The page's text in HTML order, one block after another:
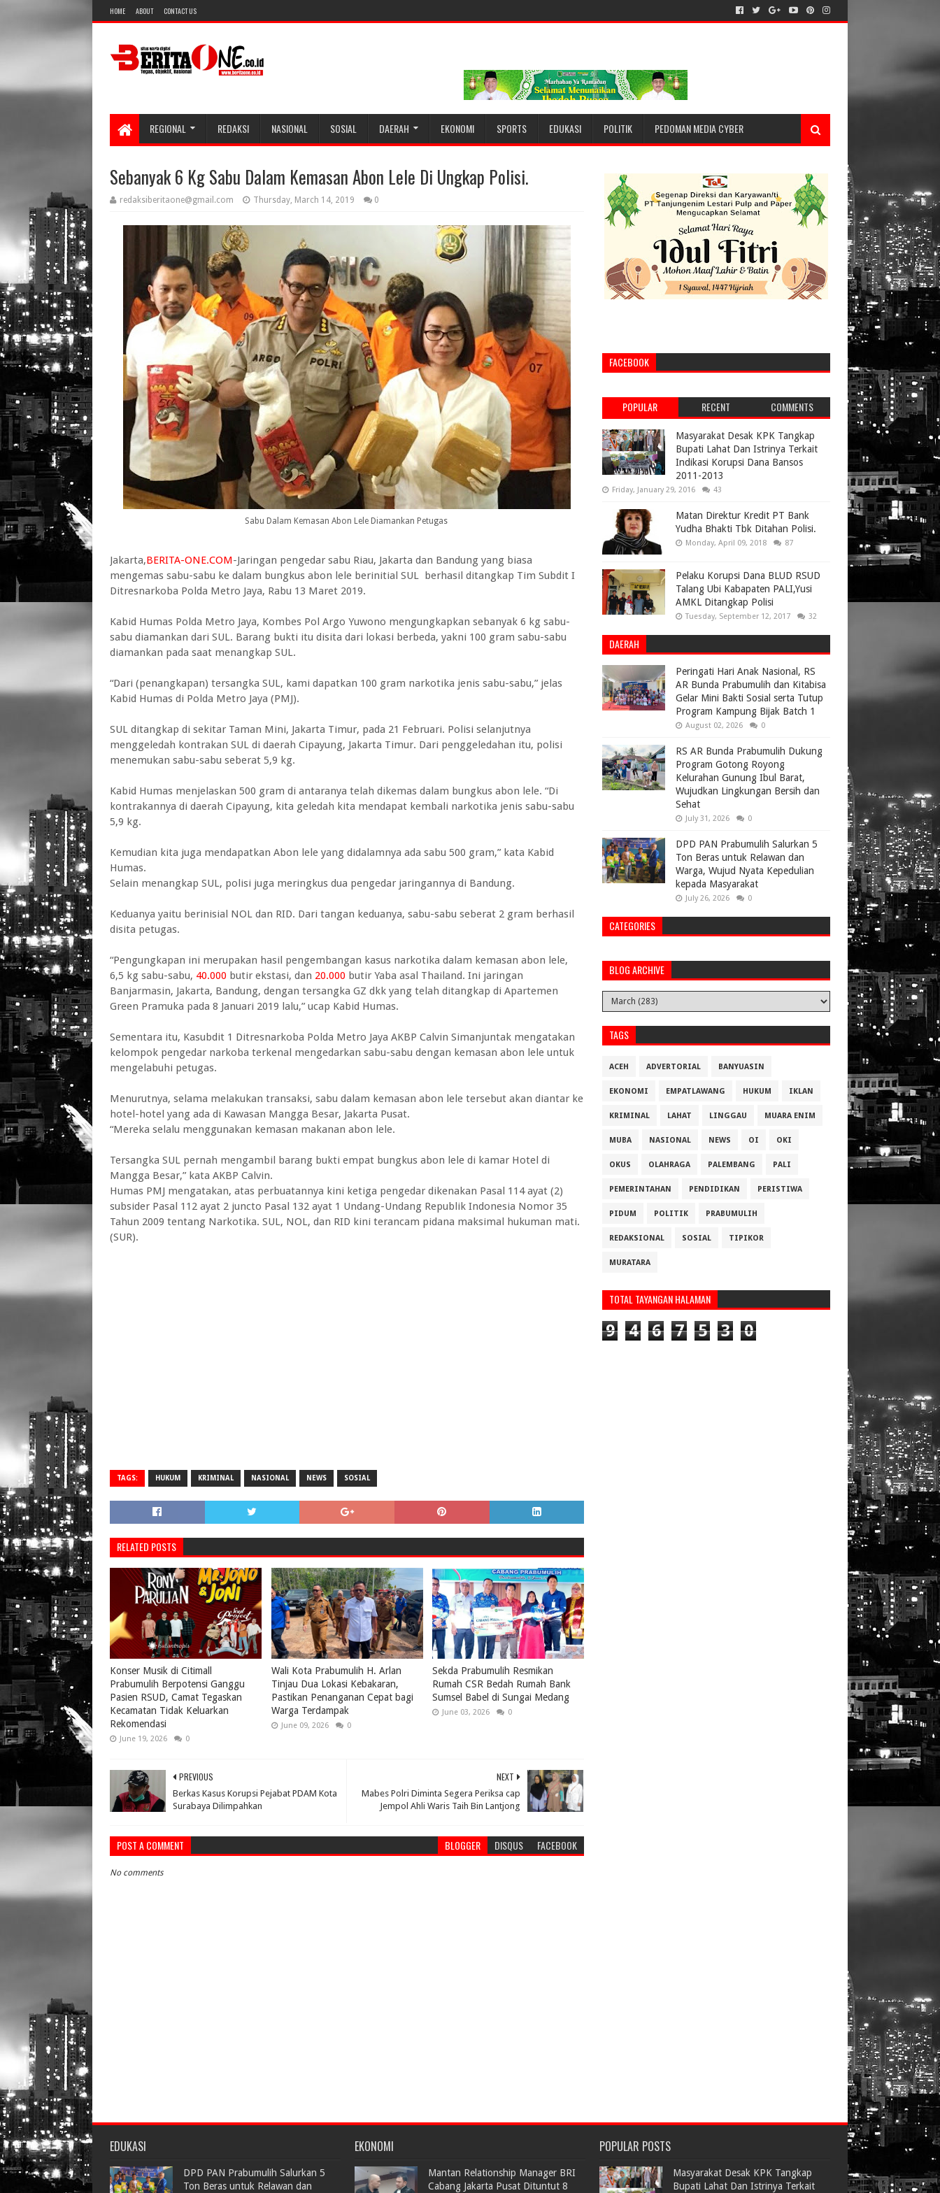
HOME ABOUT CONTACT US
REGIONAL REDAKSI NASIONAL SOSIAL DAERAH EKONOMI SPORTS EDUKASI POLITIK PEDOMAN MEDIA CYBER
Sebanyak 6 Kg Sabu Dalam Kemasan Abon Lele Di Ungkap Polisi.
redaksiberitaone@gmail.com Thursday, March 14, 2019 0
Sabu Dalam Kemasan Abon Lele Diamankan Petugas
Jakarta,BERITA-ONE.COM-Jaringan pengedar sabu Riau, Jakarta dan Bandung yang biasa
mengemas sabu-sabu ke dalam bungkus abon lele berinitial SUL berhasil ditangkap Tim Subdit I
Ditresnarkoba Polda Metro Jaya, Rabu 13 Maret 2019.
Kabid Humas Polda Metro Jaya, Kombes Pol Argo Yuwono mengungkapkan sebanyak 6 kg sabu-
sabu diamankan dari SUL. Barang bukti itu disita dari lokasi berbeda, yakni 100 gram sabu-sabu
diamankan pada saat menangkap SUL.
“Dari (penangkapan) tersangka SUL, kami dapatkan 100 gram narkotika jenis sabu-sabu,” jelas
Kabid Humas di Polda Metro Jaya (PMJ).
SUL ditangkap di sekitar Taman Mini, Jakarta Timur, pada 21 Februari. Polisi selanjutnya
menggeledah kontrakan SUL di daerah Cipayung, Jakarta Timur. Dari penggeledahan itu, polisi
menemukan sabu-sabu seberat 5,9 kg.
Kabid Humas menjelaskan 500 gram di antaranya telah dikemas dalam bungkus abon lele. “Di
kontrakannya di daerah Cipayung, kita geledah kita mendapat kembali narkotika jenis sabu-sabu
5,9 kg.
Kemudian kita juga mendapatkan Abon lele yang didalamnya ada sabu 500 gram,” kata Kabid
Humas.
Selain menangkap SUL, polisi juga meringkus dua pengedar jaringannya di Bandung.
Keduanya yaitu berinisial NOL dan RID. Dari tangan keduanya, sabu-sabu seberat 2 gram berhasil
disita petugas.
“Pengungkapan ini merupakan hasil pengembangan kasus narkotika dalam kemasan abon lele,
6,5 kg sabu-sabu, 40.000 butir ekstasi, dan 20.000 butir Yaba asal Thailand. Ini jaringan
Banjarmasin, Jakarta, Bandung, dengan tersangka GZ dkk yang telah ditangkap di Apartemen
Green Pramuka pada 8 Januari 2019 lalu,” ucap Kabid Humas.
Sementara itu, Kasubdit 1 Ditresnarkoba Polda Metro Jaya AKBP Calvin Simanjuntak mengatakan
kelompok pengedar narkoba terkenal mengedarkan sabu-sabu dengan kemasan abon lele untuk
mengelabuhi petugas.
Menurutnya, selama melakukan transaksi, sabu dalam kemasan abon lele tersebut akan diantar ke
hotel-hotel yang ada di Kawasan Mangga Besar, Jakarta Pusat.
“Mereka selalu menggunakan kemasan makanan abon lele.
Tersangka SUL pernah mengambil barang bukti empat bungkus abon lele di kamar Hotel di
Mangga Besar,” kata AKBP Calvin.
Humas PMJ mengatakan, atas perbuatannya kini ketiga pengedar dikenakan Pasal 114 ayat (2)
subsider Pasal 112 ayat 2 juncto Pasal 132 ayat 1 Undang-Undang Republik Indonesia Nomor 35
Tahun 2009 tentang Narkotika. SUL, NOL, dan RID kini terancam pidana maksimal hukuman mati.
(SUR).
TAGS: HUKUM KRIMINAL NASIONAL NEWS SOSIAL
RELATED POSTS
Konser Musik di Citimall
Prabumulih Berpotensi Ganggu
Pasien RSUD, Camat Tegaskan
Kecamatan Tidak Keluarkan
Rekomendasi
June 19, 2026 0
Wali Kota Prabumulih H. Arlan
Tinjau Dua Lokasi Kebakaran,
Pastikan Penanganan Cepat bagi
Warga Terdampak
June 09, 2026 0
Sekda Prabumulih Resmikan
Rumah CSR Bedah Rumah Bank
Sumsel Babel di Sungai Medang
June 03, 2026 0
NEXT
Mabes Polri Diminta Segera Periksa cap
Jempol Ahli Waris Taih Bin Lantjong
PREVIOUS
Berkas Kasus Korupsi Pejabat PDAM Kota
Surabaya Dilimpahkan
POST A COMMENT BLOGGER DISQUS FACEBOOK
No comments
FACEBOOK
POPULAR RECENT COMMENTS
Masyarakat Desak KPK Tangkap
Bupati Lahat Dan Istrinya Terkait
Indikasi Korupsi Dana Bansos
2011-2013
Friday, January 29, 2016 43
Matan Direktur Kredit PT Bank
Yudha Bhakti Tbk Ditahan Polisi.
Monday, April 09, 2018 87
Pelaku Korupsi Dana BLUD RSUD
Talang Ubi Kabapaten PALI,Yusi
AMKL Ditangkap Polisi
Tuesday, September 12, 2017 32
DAERAH
Peringati Hari Anak Nasional, RS
AR Bunda Prabumulih dan Kitabisa
Gelar Mini Bakti Sosial serta Tutup
Program Kampung Bijak Batch 1
August 02, 2026 0
RS AR Bunda Prabumulih Dukung
Program Gotong Royong
Kelurahan Gunung Ibul Barat,
Wujudkan Lingkungan Bersih dan
Sehat
July 31, 2026 0
DPD PAN Prabumulih Salurkan 5
Ton Beras untuk Relawan dan
Warga, Wujud Nyata Kepedulian
kepada Masyarakat
July 26, 2026 0
CATEGORIES
BLOG ARCHIVE
TAGS
ACEH ADVERTORIAL BANYUASIN
EKONOMI EMPATLAWANG HUKUM IKLAN
KRIMINAL LAHAT LINGGAU MUARA ENIM
MUBA NASIONAL NEWS OI OKI
OKUS OLAHRAGA PALEMBANG PALI
PEMERINTAHAN PENDIDIKAN PERISTIWA
PIDUM POLITIK PRABUMULIH
REDAKSIONAL SOSIAL TIPIKOR
MURATARA
TOTAL TAYANGAN HALAMAN
9 4 6 7 5 3 0
EDUKASI
DPD PAN Prabumulih Salurkan 5
Ton Beras untuk Relawan dan
EKONOMI
Mantan Relationship Manager BRI
Cabang Jakarta Pusat Dituntut 8
POPULAR POSTS
Masyarakat Desak KPK Tangkap
Bupati Lahat Dan Istrinya Terkait